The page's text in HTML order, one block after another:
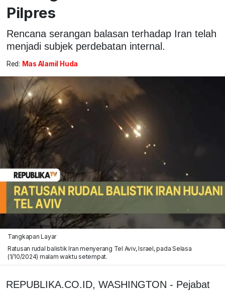
Pilpres
Rencana serangan balasan terhadap Iran telah
menjadi subjek perdebatan internal.
Red: Mas Alamil Huda
Tangkapan Layar
Ratusan rudal balistik Iran menyerang Tel Aviv, Israel, pada Selasa
(1/10/2024) malam waktu setempat.
REPUBLIKA.CO.ID, WASHINGTON - Pejabat